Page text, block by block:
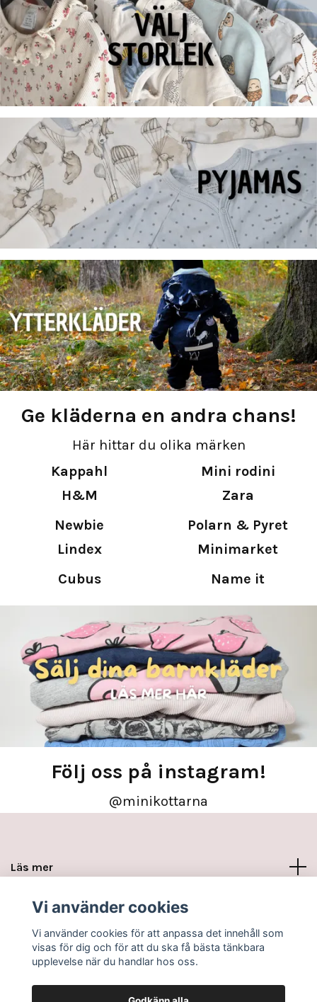
Ge kläderna en andra chans!
Här hittar du olika märken
Kappahl
Mini rodini
H&M
Zara
Newbie
Polarn & Pyret
Lindex
Minimarket
Cubus
Name it
Följ oss på instagram!
@minikottarna
Läs mer
Sociala medier
Vi använder cookies
Vi använder cookies för att anpassa det innehåll som
visas för dig och för att du ska få bästa tänkbara
upplevelse när du handlar hos oss.